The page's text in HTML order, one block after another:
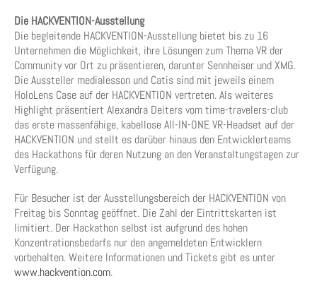
Die HACKVENTION-Ausstellung
Die begleitende HACKVENTION-Ausstellung bietet bis zu 16
Unternehmen die Möglichkeit, ihre Lösungen zum Thema VR der
Community vor Ort zu präsentieren, darunter Sennheiser und XMG.
Die Aussteller medialesson und Catis sind mit jeweils einem
HoloLens Case auf der HACKVENTION vertreten. Als weiteres
Highlight präsentiert Alexandra Deiters vom time-travelers-club
das erste massenfähige, kabellose All-IN-ONE VR-Headset auf der
HACKVENTION und stellt es darüber hinaus den Entwicklerteams
des Hackathons für deren Nutzung an den Veranstaltungstagen zur
Verfügung.
Für Besucher ist der Ausstellungsbereich der HACKVENTION von
Freitag bis Sonntag geöffnet. Die Zahl der Eintrittskarten ist
limitiert. Der Hackathon selbst ist aufgrund des hohen
Konzentrationsbedarfs nur den angemeldeten Entwicklern
vorbehalten. Weitere Informationen und Tickets gibt es unter
www.hackvention.com.